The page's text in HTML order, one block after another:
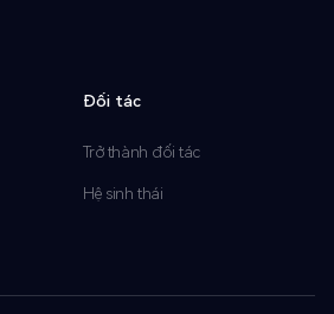
Đối tác
Trở thành đối tác
Hệ sinh thái